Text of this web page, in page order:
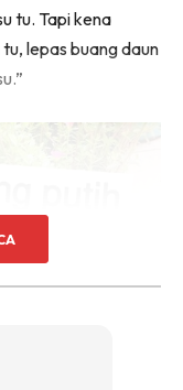
tu. Tapi kena
lepas buang daun